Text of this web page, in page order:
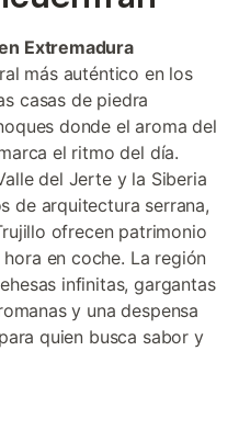
Extremadura
más auténtico en los
casas de piedra
donde el aroma del
el ritmo del día.
del Jerte y la Siberia
de arquitectura serrana,
ofrecen patrimonio
en coche. La región
infinitas, gargantas
y una despensa
quien busca sabor y